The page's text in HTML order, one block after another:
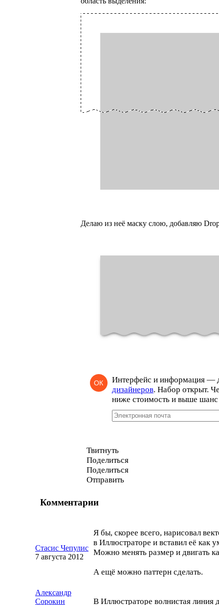
Делаю из неё маску слою, добавляю
ОК
Интерфейс и информация —
дизайнеров. Набор открыт.
ниже стоимость и выше шанс
Твитнуть
Поделиться
Поделиться
Отправить
Комментарии
Стасис Чепулис
7 августа 2012
Я бы, скорее всего, нарисовал
в Иллюстраторе и вставил её как
Можно менять размер и двигать
А ещё можно паттерн сделать.
Александр
Сорокин
В Иллюстраторе волнистая линия